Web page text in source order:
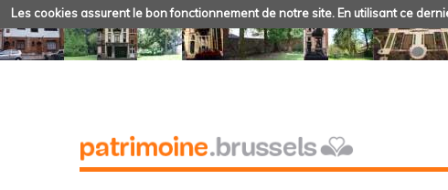
Les cookies assurent le bon fonctionnement de notre site. En utilisant ce